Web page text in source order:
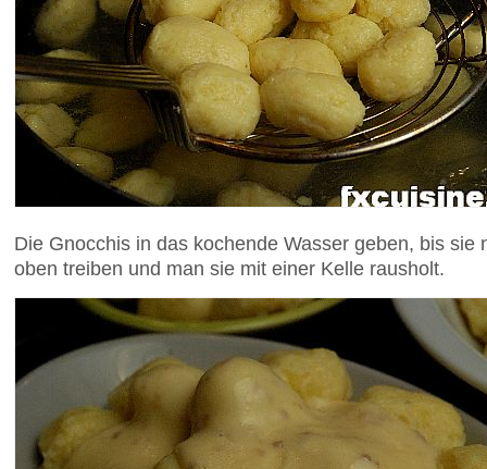
Die Gnocchis in das kochende Wasser geben, bis sie
oben treiben und man sie mit einer Kelle rausholt.